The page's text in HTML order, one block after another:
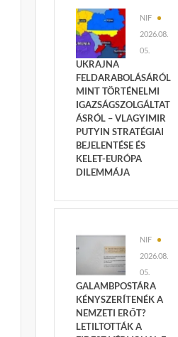
NIF
2026.08.
05.
UKRAJNA
FELDARABOLÁSÁRÓL
MINT TÖRTÉNELMI
IGAZSÁGSZOLGÁLTAT
ÁSRÓL – VLAGYIMIR
PUTYIN STRATÉGIAI
BEJELENTÉSE ÉS
KELET-EURÓPA
DILEMMÁJA
NIF
2026.08.
05.
GALAMBPOSTÁRA
KÉNYSZERÍTENÉK A
NEMZETI ERŐT?
LETILTOTTÁK A